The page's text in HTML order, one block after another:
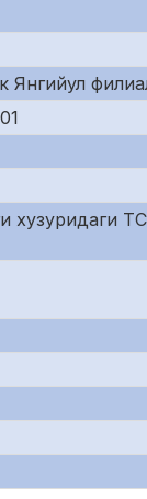
Янгийул
хузуридаги